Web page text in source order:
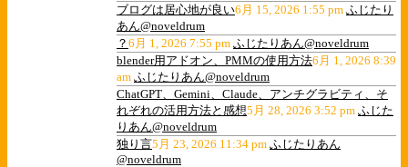
ブログは居心地が良い6月 15, 2026 1:55 pm ふじたり
あん@noveldrum
？ 6月 1, 2026 7:55 pm ふじたりあん@noveldrum
blender用アドオン、PMMの使用方法6月 1, 2026 8:39
am ふじたりあん@noveldrum
ChatGPT、Gemini、Claude、アンチグラビティ、そ
れぞれの活用方法と感想5月 28, 2026 3:52 pm ふじた
りあん@noveldrum
独り言5月 23, 2026 11:34 pm ふじたりあん
@noveldrum